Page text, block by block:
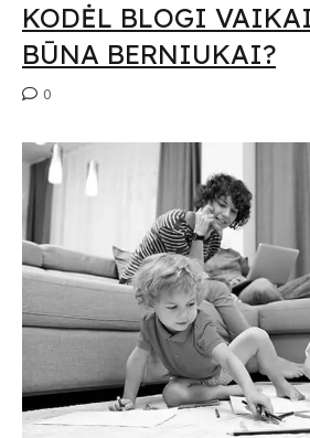
KODĖL BLOGI
BŪNA BERNIUKAI?
0